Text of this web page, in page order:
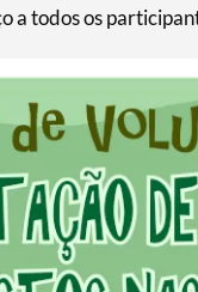
a todos os